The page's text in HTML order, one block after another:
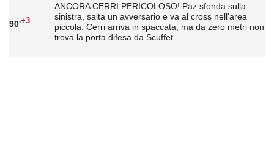
90'+3
ANCORA CERRI PERICOLOSO! Paz sfonda sulla
sinistra, salta un avversario e va al cross nell'area
piccola: Cerri arriva in spaccata, ma da zero metri non
trova la porta difesa da Scuffet.